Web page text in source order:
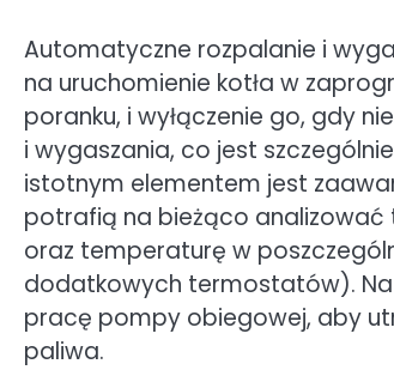
Automatyczne rozpalanie i
na uruchomienie kotła w
poranku, i wyłączenie go, gdy
i wygaszania, co jest
istotnym elementem jest
potrafią na bieżąco
oraz temperaturę w
dodatkowych termostatów).
pracę pompy obiegowej, aby
paliwa.